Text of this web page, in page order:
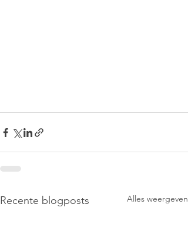
Recente blogposts Alles weergeven